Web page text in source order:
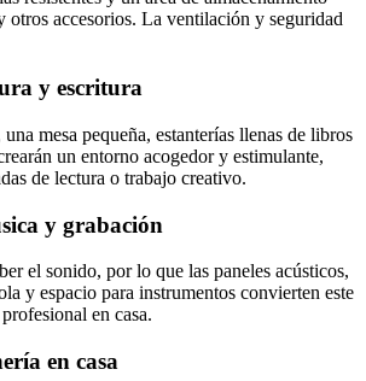
otros accesorios. La ventilación y seguridad
y escritura
mesa pequeña, estanterías llenas de libros
un entorno acogedor y estimulante,
de lectura o trabajo creativo.
y grabación
el sonido, por lo que las paneles acústicos,
y espacio para instrumentos convierten este
en casa.
en casa